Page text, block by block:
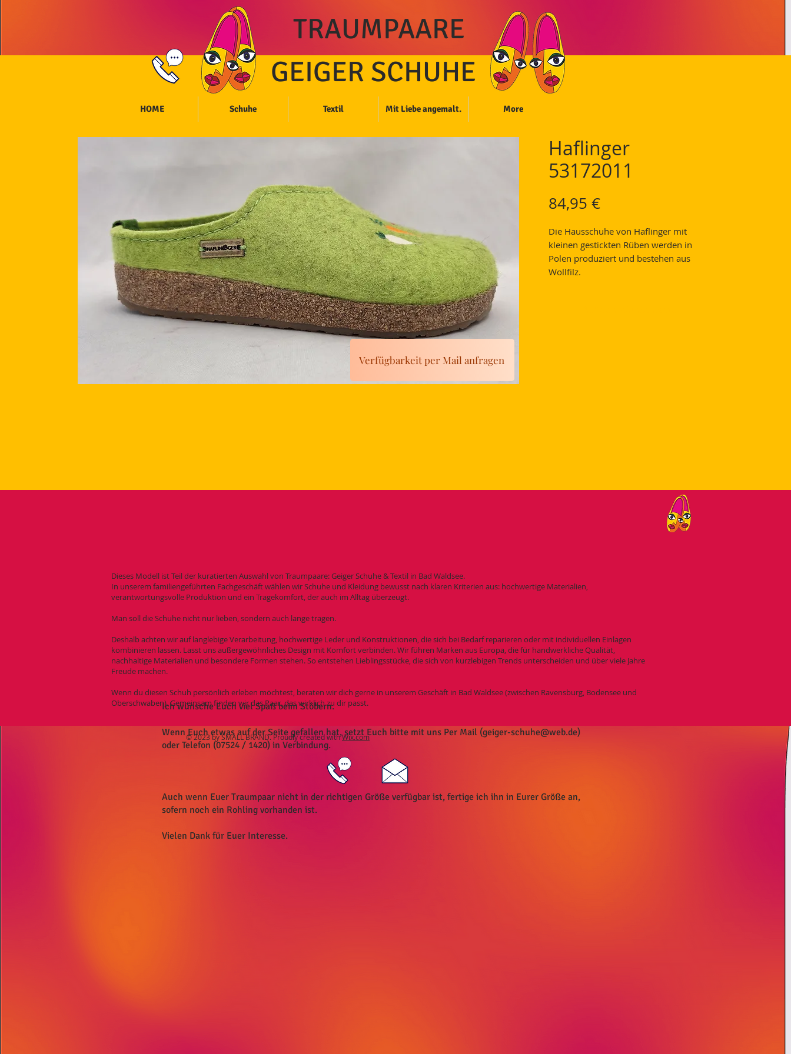
TRAUMPAARE
GEIGER SCHUHE
HOME Schuhe Textil Mit Liebe angemalt. More
Haflinger
53172011
84,95 €Preis
Die Hausschuhe von Haflinger mit
kleinen gestickten Rüben werden in
Polen produziert und bestehen aus
Wollfilz.
Verfügbarkeit per Mail anfragen
Dieses Modell ist Teil der kuratierten Auswahl von Traumpaare: Geiger Schuhe & Textil in Bad Waldsee.
In unserem familiengeführten Fachgeschäft wählen wir Schuhe und Kleidung bewusst nach klaren Kriterien aus: hochwertige Materialien,
verantwortungsvolle Produktion und ein Tragekomfort, der auch im Alltag überzeugt.
Man soll die Schuhe nicht nur lieben, sondern auch lange tragen.
Deshalb achten wir auf langlebige Verarbeitung, hochwertige Leder und Konstruktionen, die sich bei Bedarf reparieren oder mit individuellen Einlagen
kombinieren lassen. Lasst uns außergewöhnliches Design mit Komfort verbinden. Wir führen Marken aus Europa, die für handwerkliche Qualität,
nachhaltige Materialien und besondere Formen stehen. So entstehen Lieblingsstücke, die sich von kurzlebigen Trends unterscheiden und über viele Jahre
Freude machen.
Wenn du diesen Schuh persönlich erleben möchtest, beraten wir dich gerne in unserem Geschäft in Bad Waldsee (zwischen Ravensburg, Bodensee und
Oberschwaben). Gemeinsam finden wir das Paar, das wirklich zu dir passt.
© 2023 by SMALL BRAND. Proudly created withWix.com
Ich wünsche Euch viel Spaß beim Stöbern.
Wenn Euch etwas auf der Seite gefallen hat, setzt Euch bitte mit uns Per Mail (geiger-schuhe@web.de)
oder Telefon (07524 / 1420) in Verbindung.
Auch wenn Euer Traumpaar nicht in der richtigen Größe verfügbar ist, fertige ich ihn in Eurer Größe an,
sofern noch ein Rohling vorhanden ist.
Vielen Dank für Euer Interesse.